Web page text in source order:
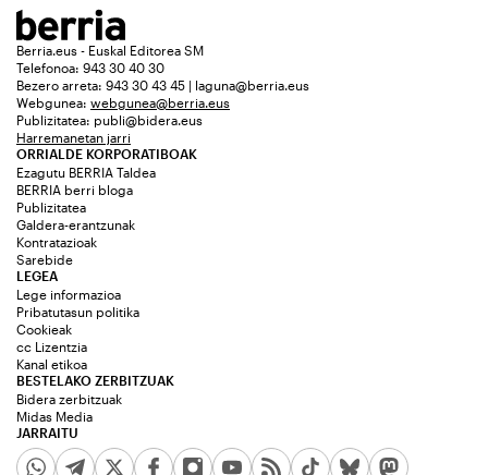
Berria.eus - Euskal Editorea SM
Telefonoa: 943 30 40 30
Bezero arreta: 943 30 43 45 | laguna@berria.eus
Webgunea: webgunea@berria.eus
Publizitatea: publi@bidera.eus
Harremanetan jarri
ORRIALDE KORPORATIBOAK
Ezagutu BERRIA Taldea
BERRIA berri bloga
Publizitatea
Galdera-erantzunak
Kontratazioak
Sarebide
JARRAITU
LEGEA
Lege informazioa
Pribatutasun politika
Cookieak
cc Lizentzia
Kanal etikoa
BESTELAKO ZERBITZUAK
Bidera zerbitzuak
Midas Media